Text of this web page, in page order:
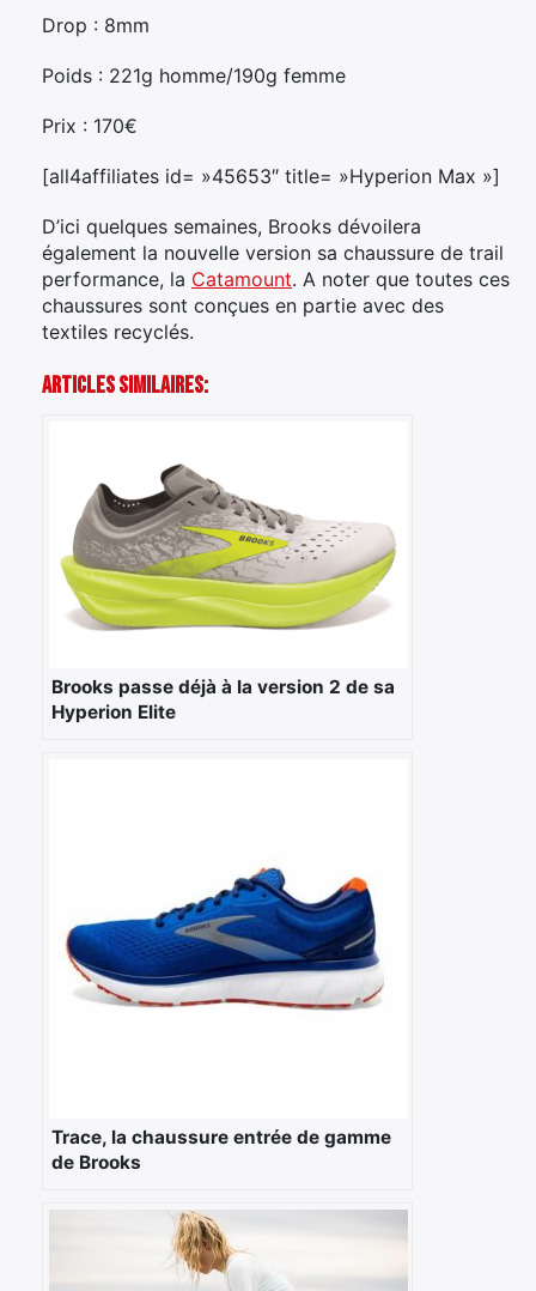
Drop : 8mm
Poids : 221g homme/190g femme
Prix : 170€
[all4affiliates id= »45653″ title= »Hyperion Max »]
D’ici quelques semaines, Brooks dévoilera
également la nouvelle version sa chaussure de trail
performance, la Catamount. A noter que toutes ces
chaussures sont conçues en partie avec des
textiles recyclés.
Articles Similaires:
Brooks passe déjà à la version 2 de sa
Hyperion Elite
Trace, la chaussure entrée de gamme
de Brooks
: